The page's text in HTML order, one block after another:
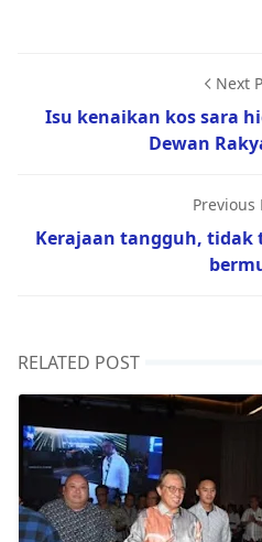
Next
Isu kenaikan kos sara
Dewan
Previous
Kerajaan tangguh, tidak
RELATED POST